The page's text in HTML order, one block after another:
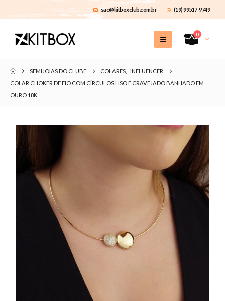
sac@kitboxclub.com.br (19) 99517-9749
0
SEMIJOIAS DO CLUBE COLARES
INFLUENCER
COLAR CHOKER DE FIO COM CÍRCULOS LISO E CRAVEJADO BANHADO EM
OURO 18K